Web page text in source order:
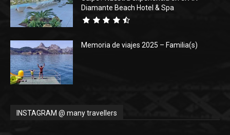
Diamante Beach Hotel & Spa
Memoria de viajes 2025 – Familia(s)
INSTAGRAM @ many travellers